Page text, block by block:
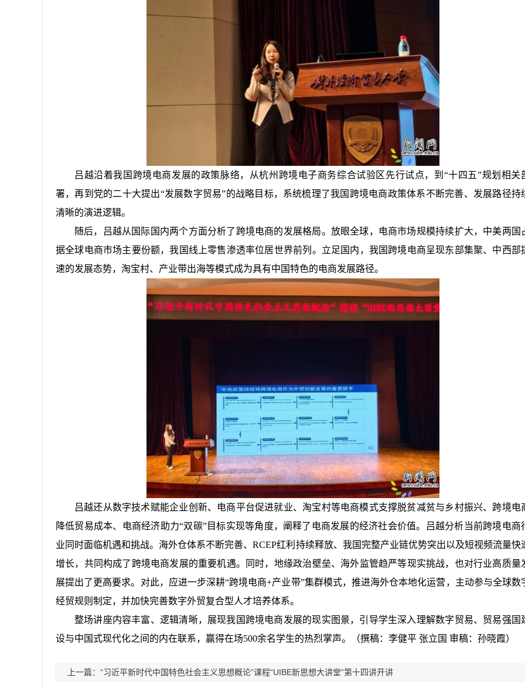
吕越沿着我国跨境电商发展的政策脉络，从杭州跨境电子商务综合试验区先行试点，到“十四五”规划相关
署，再到党的二十大提出“发展数字贸易”的战略目标，系统梳理了我国跨境电商政策体系不断完善、发展路径持
清晰的演进逻辑。
随后，吕越从国际国内两个方面分析了跨境电商的发展格局。放眼全球，电商市场规模持续扩大，中美两国
据全球电商市场主要份额，我国线上零售渗透率位居世界前列。立足国内，我国跨境电商呈现东部集聚、中西部
速的发展态势，淘宝村、产业带出海等模式成为具有中国特色的电商发展路径。
吕越还从数字技术赋能企业创新、电商平台促进就业、淘宝村等电商模式支撑脱贫减贫与乡村振兴、跨境电
降低贸易成本、电商经济助力“双碳”目标实现等角度，阐释了电商发展的经济社会价值。
吕越分析当前跨境电商
业同时面临机遇和挑战。海外仓体系不断完善、RCEP红利持续释放、我国完整产业链优势突出以及短视频流量快
增长，共同构成了跨境电商发展的重要机遇。同时，地缘政治壁垒、海外监管趋严等现实挑战，也对行业高质量
展提出了更高要求。对此，应进一步深耕“跨境电商+产业带”集群模式，推进海外仓本地化运营，主动参与全球数
经贸规则制定，并加快完善数字外贸复合型人才培养体系。
整场讲座内容丰富、逻辑清晰，展现我国跨境电商发展的现实图景，引导学生深入理解数字贸易、贸易强国
设与中国式现代化之间的内在联系，赢得在场500余名学生的热烈掌声。
（撰稿：李健平 张立国 审稿：孙晓霞）
上一篇：“习近平新时代中国特色社会主义思想概论”课程“UIBE新思想大讲堂”第十四讲开讲